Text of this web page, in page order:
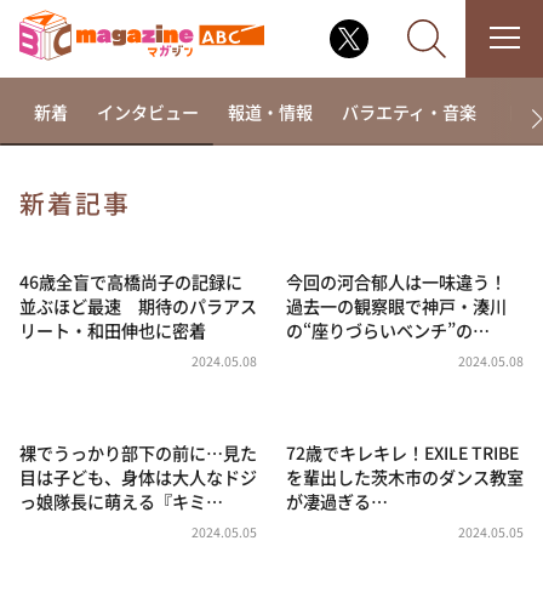
相席食堂
これ余談なんですけど・・・
～人生密着トークバラエティ！～ やすとものいたっ
news おかえり
河合＆A.B.C-Z塚田×福井アナ「なんでやねん！？」
（news おかえり）
新着 インタビュー 報道・情報 バラエティ・音楽 ド
新着記事
46歳全盲で高橋尚子の記録に
並ぶほど最速 期待のパラアス
リート・和田伸也に密着
2024.05.08
今回の河合郁人は一味違う！
過去一の観察眼で神戸・湊川
の“座りづらいベンチ”の…
2024.05.08
裸でうっかり部下の前に…見た
目は子ども、身体は大人なドジ
っ娘隊長に萌える『キミ…
2024.05.05
72歳でキレキレ！EXILE TRIBE
を輩出した茨木市のダンス教室
が凄過ぎる…
2024.05.05